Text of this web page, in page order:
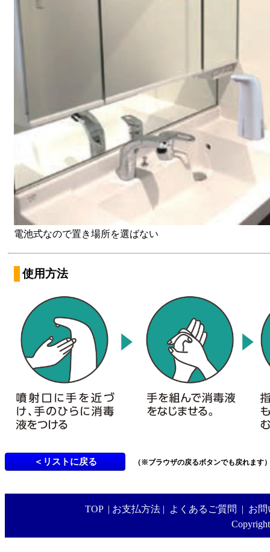
電池式なので置き場所を選ばない
使用方法
（※ブラウザの戻るボタンでも戻れます
TOP お支払方法 よくあるご質問
お